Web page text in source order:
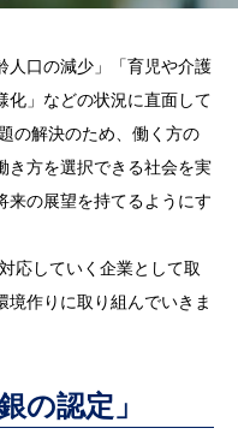
人口の減少」「育児や介護
化」などの状況に直面して
の解決のため、働く方の
き方を選択できる社会を実
来の展望を持てるようにす
応していく企業として取
境作りに取り組んでいきま
の認定」